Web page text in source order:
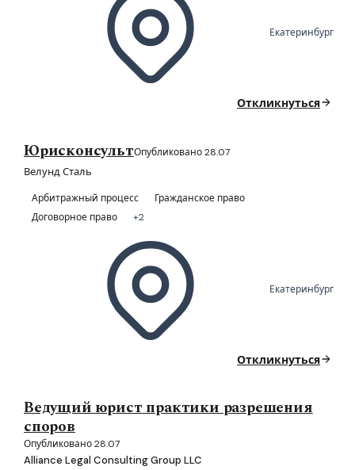
Екатеринбург
Откликнуться
ЮрисконсультОпубликовано 28.07
Велунд Сталь
Арбитражный процесс
Гражданское право
Договорное право
+2
Екатеринбург
Откликнуться
Ведущий юрист практики разрешения
споров
Опубликовано 28.07
Alliance Legal Consulting Group LLC